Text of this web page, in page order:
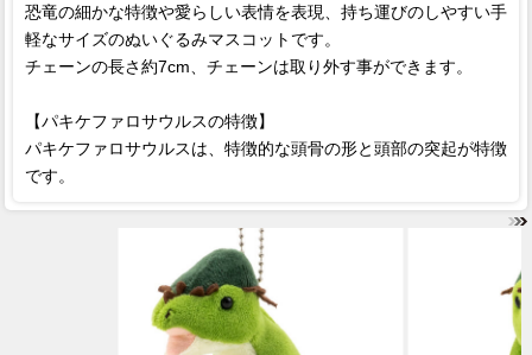
恐竜の細かな特徴や愛らしい表情を表現、持ち運びのしやすい手
軽なサイズのぬいぐるみマスコットです。
チェーンの長さ約7cm、チェーンは取り外す事ができます。
【パキケファロサウルスの特徴】
パキケファロサウルスは、特徴的な頭骨の形と頭部の突起が特徴
です。